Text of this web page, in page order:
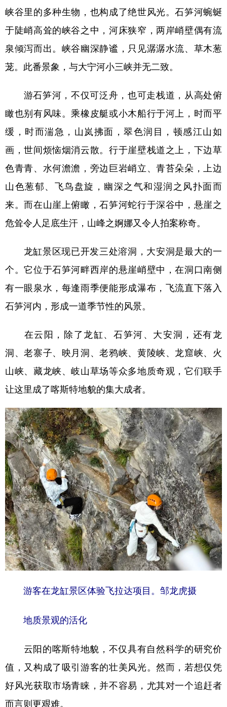
峡谷里的多种生物，也构成了绝世风光。石笋河蜿蜒
于陡峭高耸的峡谷之中，河床狭窄，两岸峭壁偶有流
泉倾泻而出。峡谷幽深静谧，只见潺潺水流、草木葱
茏。此番景象，与大宁河小三峡并无二致。
游石笋河，不仅可泛舟，也可走栈道，从高处俯
瞰也别有风味。乘橡皮艇或小木船行于河上，时而平
缓，时而湍急，山岚拂面，翠色润目，顿感江山如
画，世间烦恼烟消云散。行于崖壁栈道之上，下边草
色青青、水何澹澹，旁边巨岩峭立、青苔朵朵，上边
山色葱郁、飞鸟盘旋，幽深之气和湿润之风扑面而
来。而在山崖上俯瞰，石笋河蛇行于深谷中，悬崖之
危耸令人足底生汗，山峰之婀娜又令人拍案称奇。
龙缸景区现已开发三处溶洞，大安洞是最大的一
个。它位于石笋河畔西岸的悬崖峭壁中，在洞口南侧
有一眼泉水，每逢雨季便能形成瀑布，飞流直下落入
石笋河内，形成一道季节性的风景。
在云阳，除了龙缸、石笋河、大安洞，还有龙
洞、老寨子、映月洞、老鸦峡、黄陵峡、龙窟峡、火
山峡、藏龙峡、岐山草场等众多地质奇观，它们联手
让这里成了喀斯特地貌的集大成者。
游客在龙缸景区体验飞拉达项目。邹龙虎摄
地质景观的活化
云阳的喀斯特地貌，不仅具有自然科学的研究价
值，又构成了吸引游客的壮美风光。然而，若想仅凭
好风光获取市场青睐，并不容易，尤其对一个追赶者
而言则更艰难。